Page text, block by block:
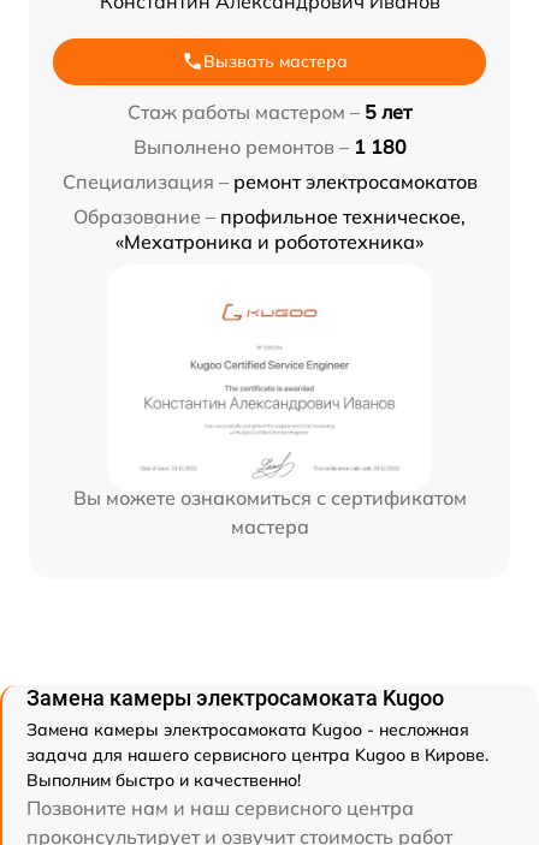
Вызвать мастера
Стаж работы мастером – 5 лет
Выполнено ремонтов – 1 180
Специализация – ремонт электросамокатов
Образование – профильное техническое,
«Мехатроника и робототехника»
Вы можете ознакомиться с сертификатом
мастера
Замена камеры электросамоката Kugoo
Замена камеры электросамоката Kugoo - несложная
задача для нашего сервисного центра Kugoo в Кирове.
Выполним быстро и качественно!
Позвоните нам и наш сервисного центра
проконсультирует и озвучит стоимость работ